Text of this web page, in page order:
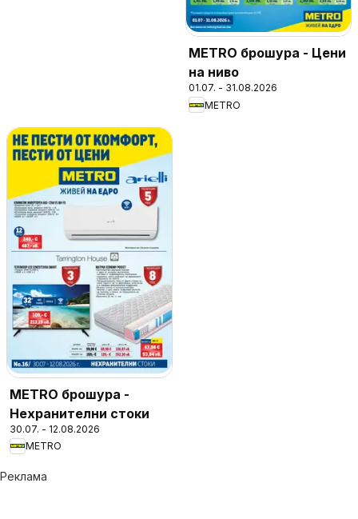
METRO брошура - Цени
на ниво
01.07. - 31.08.2026
METRO
METRO брошура -
Нехранителни стоки
30.07. - 12.08.2026
METRO
Реклама